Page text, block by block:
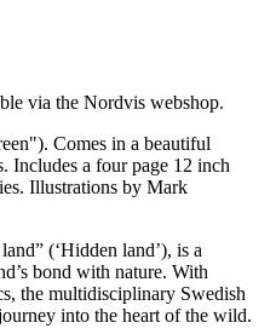
via the Nordvis webshop.
Comes in a beautiful
Includes a four page 12 inch
Illustrations by Mark
(‘Hidden land’), is a
bond with nature. With
the multidisciplinary Swedish
into the heart of the wild.